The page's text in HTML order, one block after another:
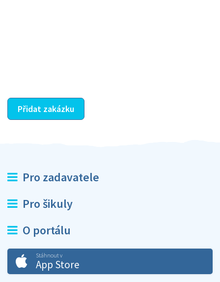
Přidat zakázku
Pro zadavatele
Pro šikuly
O portálu
Stáhnout v
App Store